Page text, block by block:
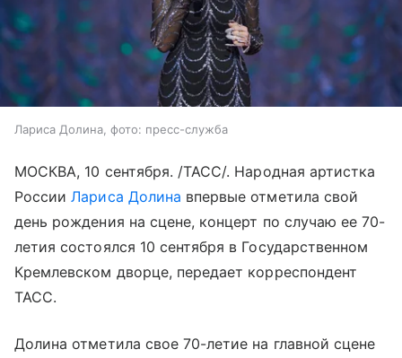
Лариса Долина, фото: пресс-служба
МОСКВА, 10 сентября. /ТАСС/. Народная артистка
РоссииЛариса Долина впервые отметила свой
день рождения на сцене, концерт по случаю ее 70-
летия состоялся 10 сентября в Государственном
Кремлевском дворце, передает корреспондент
ТАСС.
Долина отметила свое 70-летие на главной сцене